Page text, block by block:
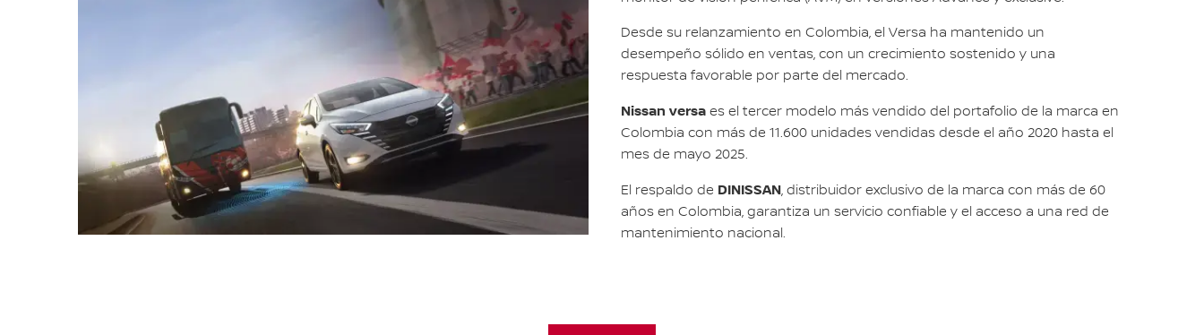
Desde su relanzamiento en Colombia, el Versa ha mantenido un
desempeño sólido en ventas, con un crecimiento sostenido y una
respuesta favorable por parte del mercado.
Nissan versa es el tercer modelo más vendido del portafolio de la marca en
Colombia con más de 11.600 unidades vendidas desde el año 2020 hasta el
mes de mayo 2025.
El respaldo de DINISSAN, distribuidor exclusivo de la marca con más de 60
años en Colombia, garantiza un servicio confiable y el acceso a una red de
mantenimiento nacional.